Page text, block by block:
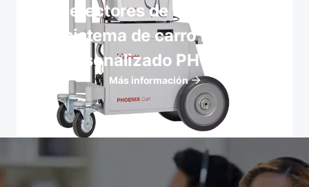
Detectores de fugas con
sistema de carro móvil
personalizado PHOENIX
Más información